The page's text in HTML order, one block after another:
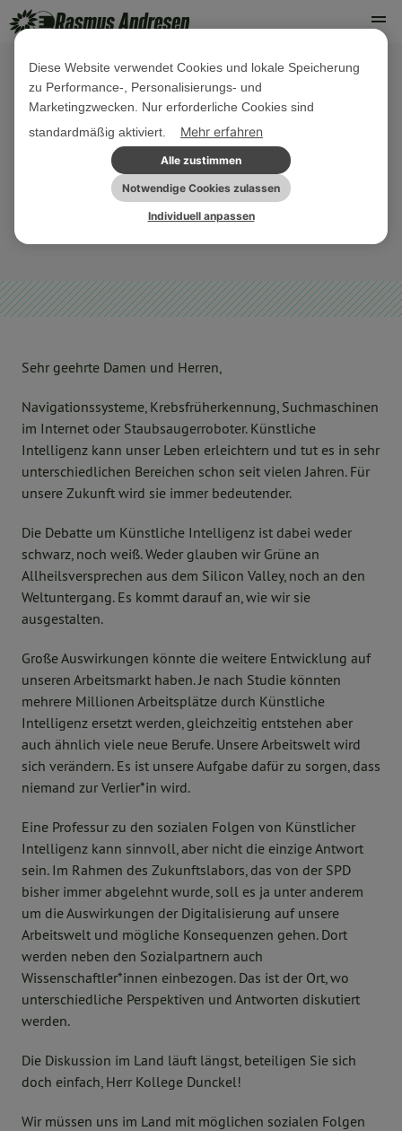
24. JANUAR 2019
PE/Rede Künstliche Intelligenz: Eine
Professur kann sinnvoll, aber nicht
die einzige Antwort sein
Sehr geehrte Damen und Herren,
Navigationssysteme, Krebsfrüherkennung, Suchmaschinen
im Internet oder Staubsaugerroboter. Künstliche
Intelligenz kann unser Leben erleichtern und tut es in sehr
unterschiedlichen Bereichen schon seit vielen Jahren. Für
unsere Zukunft wird sie immer bedeutender.
Die Debatte um Künstliche Intelligenz ist dabei weder
schwarz, noch weiß. Weder glauben wir Grüne an
Allheilsversprechen aus dem Silicon Valley, noch an den
Weltuntergang. Es kommt darauf an, wie wir sie
ausgestalten.
Große Auswirkungen könnte die weitere Entwicklung auf
unseren Arbeitsmarkt haben. Je nach Studie könnten
mehrere Millionen Arbeitsplätze durch Künstliche
Intelligenz ersetzt werden, gleichzeitig entstehen aber
auch ähnlich viele neue Berufe. Unsere Arbeitswelt wird
sich verändern. Es ist unsere Aufgabe dafür zu sorgen, dass
niemand zur Verlier*in wird.
Eine Professur zu den sozialen Folgen von Künstlicher
Intelligenz kann sinnvoll, aber nicht die einzige Antwort
sein. Im Rahmen des Zukunftslabors, das von der SPD
bisher immer abgelehnt wurde, soll es ja unter anderem
um die Auswirkungen der Digitalisierung auf unsere
Arbeitswelt und mögliche Konsequenzen gehen. Dort
werden neben den Sozialpartnern auch
Wissenschaftler*innen einbezogen. Das ist der Ort, wo
unterschiedliche Perspektiven und Antworten diskutiert
werden.
Die Diskussion im Land läuft längst, beteiligen Sie sich
doch einfach, Herr Kollege Dunckel!
Wir müssen uns im Land mit möglichen sozialen Folgen
Diese Website verwendet Cookies und lokale Speicherung
zu Performance-, Personalisierungs- und
Marketingzwecken. Nur erforderliche Cookies sind
standardmäßig aktiviert.
Mehr erfahren
Alle zustimmen
Notwendige Cookies zulassen
Individuell anpassen